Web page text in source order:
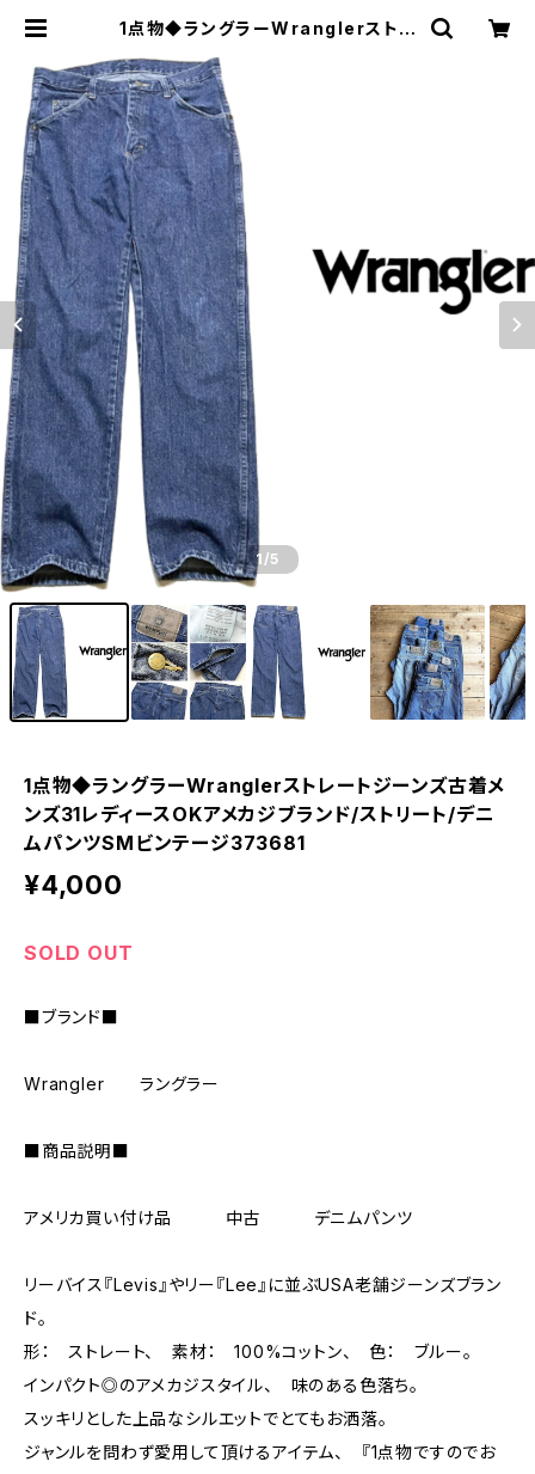
1点物◆ラングラーWranglerストレ
OKアメカジブランド/ストリート/デニ
ムパンツSMビンテージ373681 | 古
着屋カチカチ 東京都北区 JR王子駅
前で実店舗展開中 通販もOK Tokyo
Japan
1/5
1点物◆ラングラーWranglerストレートジーンズ古着メ
ンズ31レディースOKアメカジブランド/ストリート/デニ
ムパンツSMビンテージ373681
¥4,000
SOLD OUT
■ブランド■
Wrangler ラングラー
■商品説明■
アメリカ買い付け品 中古 デニムパンツ
リーバイス『Levis』やリー『Lee』に並ぶUSA老舗ジーンズブラン
ド。
形： ストレート、 素材： 100%コットン、 色： ブルー。
インパクト◎のアメカジスタイル、 味のある色落ち。
スッキリとした上品なシルエットでとてもお洒落。
ジャンルを問わず愛用して頂けるアイテム、 『1点物ですのでお